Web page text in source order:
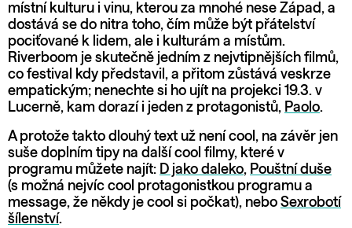
místní kulturu i vinu, kterou za mnohé nese Západ, a
dostává se do nitra toho, čím může být přátelství
pociťované k lidem, ale i kulturám a místům.
Riverboom je skutečně jedním z nejvtipnějších filmů,
co festival kdy představil, a přitom zůstává veskrze
empatickým; nenechte si ho ujít na projekci 19.3. v
Lucerně, kam dorazí i jeden z protagonistů, Paolo.
A protože takto dlouhý text už není cool, na závěr jen
suše doplním tipy na další cool filmy, které v
programu můžete najít: D jako daleko, Pouštní duše
(s možná nejvíc cool protagonistkou programu a
message, že někdy je cool si počkat), nebo Sexrobotí
šílenství.